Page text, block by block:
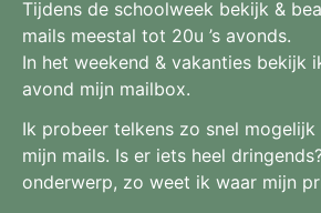
Tijdens de schoolweek bekijk &
mails meestal tot 20u ’s avonds.
In het weekend & vakanties bekijk
avond mijn mailbox.
Ik probeer telkens zo snel
mijn mails. Is er iets heel
onderwerp, zo weet ik waar mijn